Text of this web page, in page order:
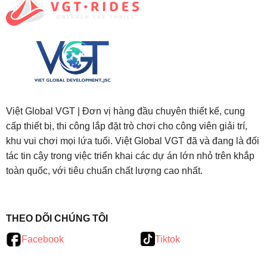
Việt Global VGT | Đơn vị hàng đầu chuyên thiết kế, cung
cấp thiết bị, thi công lắp đặt trò chơi cho công viên giải trí,
khu vui chơi mọi lứa tuổi. Việt Global VGT đã và đang là đối
tác tin cậy trong việc triển khai các dự án lớn nhỏ trên khắp
toàn quốc, với tiêu chuẩn chất lượng cao nhất.
THEO DÕI CHÚNG TÔI
Facebook Tiktok